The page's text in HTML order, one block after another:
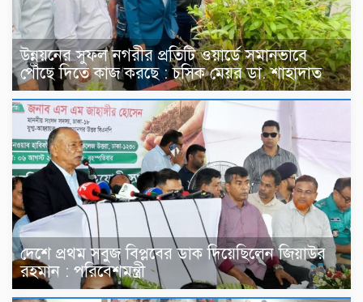
উন্নয়নের সুফল নগরীর প্রতিটি ওয়ার্ডে সমানভাবে
পৌঁছে দিতে কাজ করছে : চসিক মেয়র ডা. শাহাদাত
দেশে প্রথম সবুজ বিপ্লবের ডাক দিয়েছিলেন জিয়াউর
রহমান : পরিবেশমন্ত্রী